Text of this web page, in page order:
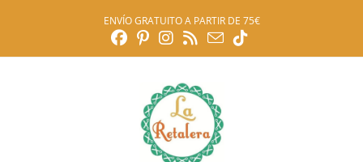
ENVÍO GRATUITO A PARTIR DE 75€